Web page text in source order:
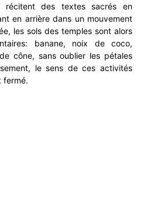
récitent des textes sacrés en
en arrière dans un mouvement
les sols des temples sont alors
banane, noix de coco,
cône, sans oublier les pétales
le sens de ces activités
fermé.